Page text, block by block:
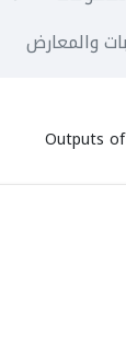
والمعارض
Outputs